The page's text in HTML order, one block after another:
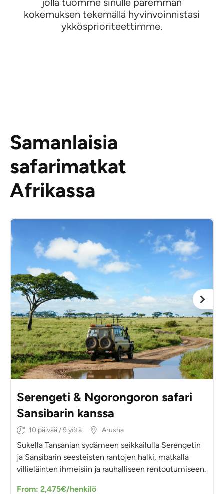
jolla tuomme sinulle paremman
kokemuksen tekemällä hyvinvoinnistasi
ykkösprioriteettimme.
Samanlaisia
safarimatkat
Afrikassa
Serengeti & Ngorongoron safari
Sansibarin kanssa
10 päivää / 9 yötä Arusha
Sukella Tansanian sydämeen seikkailulla Serengetin
ja Sansibarin seesteisten rantojen halki, matkalla
villieläinten ihmeisiin ja rauhalliseen rentoutumiseen.
From: 2,475€/henkilö